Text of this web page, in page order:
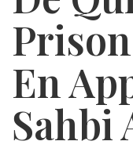
En
Sahbi